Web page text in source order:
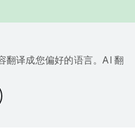
翻译成您偏好的语言。AI 翻